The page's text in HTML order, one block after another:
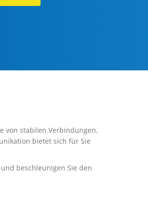
von stabilen Verbindungen,
bietet sich für Sie
beschleunigen Sie den